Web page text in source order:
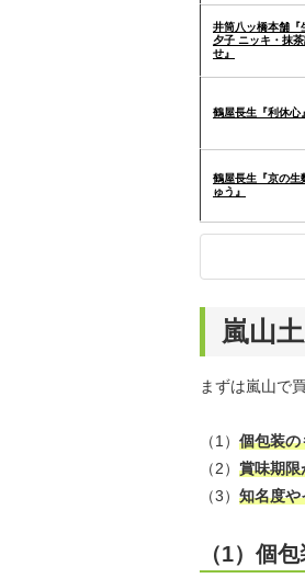
井筒八ッ橋本舗『
夕子 ニッキ・抹
せ』
鶴屋長生『利休心』
鶴屋長生『京の生
ゅう』
嵐山
まずは嵐山で
（1） 個包装の
（2） 賞味期限
（3） 知名度や
（1）個